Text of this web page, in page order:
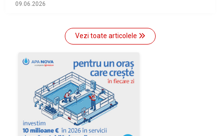
09.06.2026
Vezi toate articolele